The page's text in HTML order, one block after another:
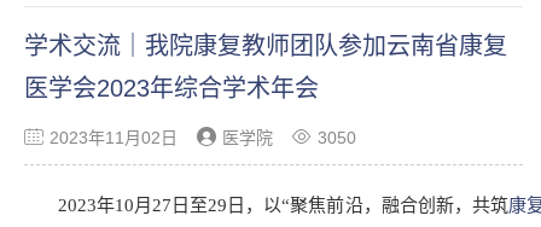
学术交流｜我院康复教师团队参加云南省康复
医学会2023年综合学术年会
2023年11月02日 医学院 3050
2023年10月27日至29日，以“聚焦前沿，融合创新，共筑康